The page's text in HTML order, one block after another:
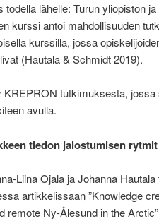
lähelle: Turun yliopiston
kurssi antoi mahdollisuuden
kurssilla, jossa
(Hautala & Schmidt 2019).
tutkimuksesta, jossa
avulla.
tiedon jalostumisen rytmit
Liina Ojala ja Johanna
artikkelissaan ”Knowledge
remote Ny-Ålesund in the